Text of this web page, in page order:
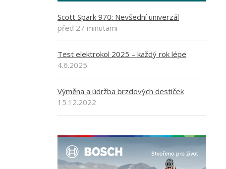
Scott Spark 970: Nevšední univerzál
před 27 minutami
Test elektrokol 2025 – každý rok lépe
4.6.2025
Výměna a údržba brzdových destiček
15.12.2022